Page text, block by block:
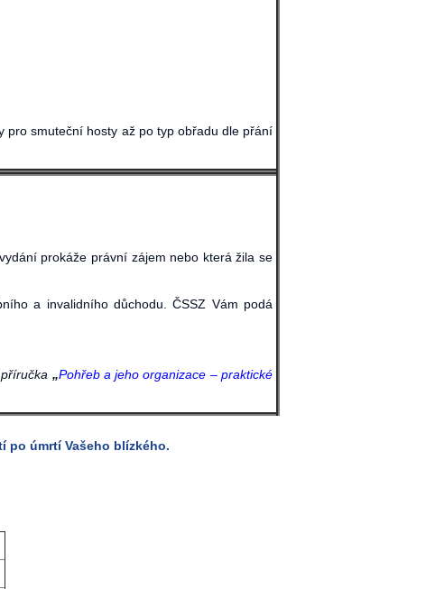
pro smuteční hosty až po typ obřadu dle přání
prokáže právní zájem nebo která žila se
a invalidního důchodu. ČSSZ Vám podá
„Pohřeb a jeho organizace – praktické
po úmrtí Vašeho blízkého.